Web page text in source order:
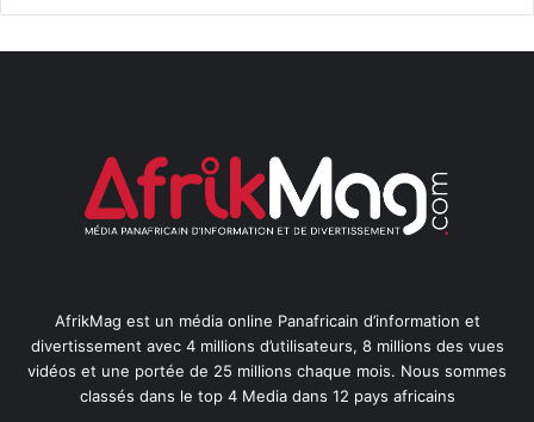
AfrikMag est un média online Panafricain d’information et
divertissement avec 4 millions d’utilisateurs, 8 millions des vues
vidéos et une portée de 25 millions chaque mois. Nous sommes
classés dans le top 4 Media dans 12 pays africains